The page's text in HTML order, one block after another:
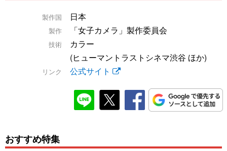
製作国 日本
製作 「女子カメラ」製作委員会
技術
カラー
(ヒューマントラストシネマ渋谷 ほか)
リンク 公式サイト
おすすめ特集